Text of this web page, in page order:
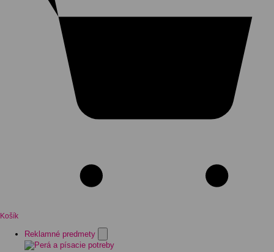
Košík
Reklamné predmety